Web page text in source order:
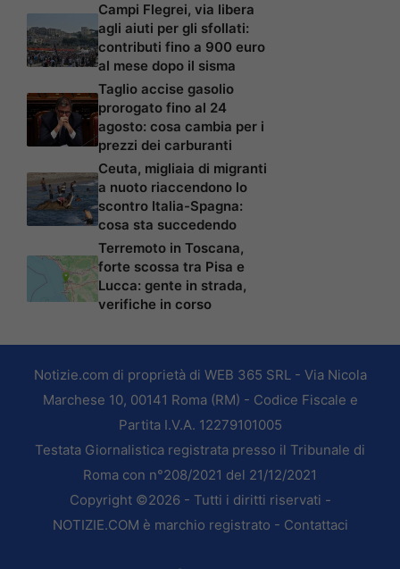
Campi Flegrei, via libera
agli aiuti per gli sfollati:
contributi fino a 900 euro
al mese dopo il sisma
Taglio accise gasolio
prorogato fino al 24
agosto: cosa cambia per i
prezzi dei carburanti
Ceuta, migliaia di migranti
a nuoto riaccendono lo
scontro Italia-Spagna:
cosa sta succedendo
Terremoto in Toscana,
forte scossa tra Pisa e
Lucca: gente in strada,
verifiche in corso
Notizie.com di proprietà di WEB 365 SRL - Via Nicola
Marchese 10, 00141 Roma (RM) - Codice Fiscale e
Partita I.V.A. 12279101005
Testata Giornalistica registrata presso il Tribunale di
Roma con n°208/2021 del 21/12/2021
Copyright ©2026 - Tutti i diritti riservati -
NOTIZIE.COM è marchio registrato - Contattaci